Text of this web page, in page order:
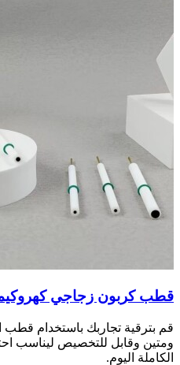
قطب كربون زجاجي
قم بترقية تجاربك باستخدام قطب
ومتين وقابل للتخصيص ليناسب
الكاملة اليوم.